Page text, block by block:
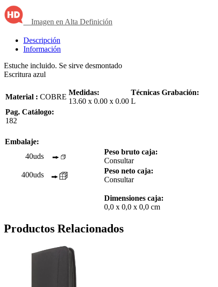
Imagen en Alta Definición
Descripción
Información
Estuche incluido. Se sirve desmontado
Escritura azul
Material : COBRE
Medidas:
13.60 x 0.00 x 0.00
Técnicas Grabación:
L
Pag. Catálogo:
182
Embalaje:
40uds
Peso bruto caja:
Consultar
400uds
Peso neto caja:
Consultar
Dimensiones caja:
0,0 x 0,0 x 0,0 cm
Productos Relacionados